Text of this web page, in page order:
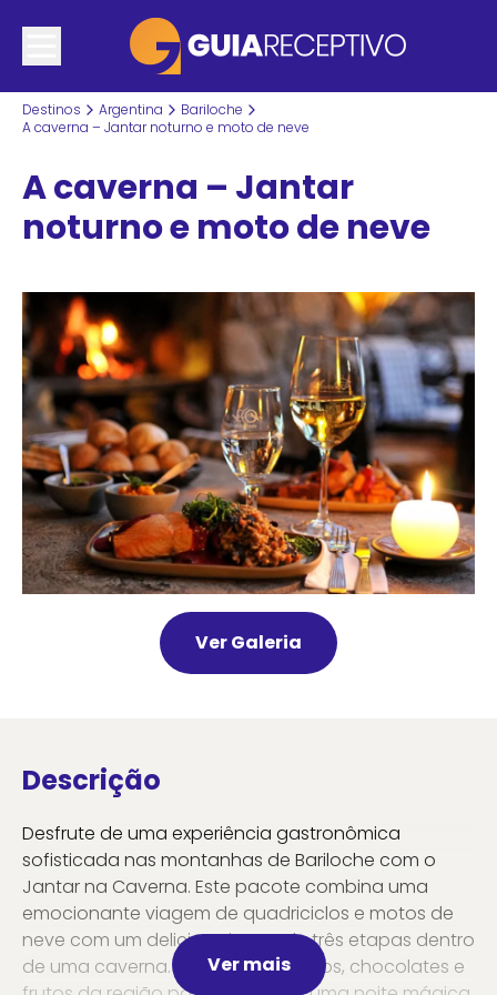
Destinos Argentina
Bariloche
A caverna – Jantar noturno e moto de neve
A caverna – Jantar
noturno e moto de neve
Ver Galeria
Descrição
Desfrute de uma experiência gastronômica
sofisticada nas montanhas de Bariloche com o
Jantar na Caverna. Este pacote combina uma
emocionante viagem de quadriciclos e motos de
neve com um delicioso jantar de três etapas dentro
de uma caverna. Experimente vinhos, chocolates e
Ver mais